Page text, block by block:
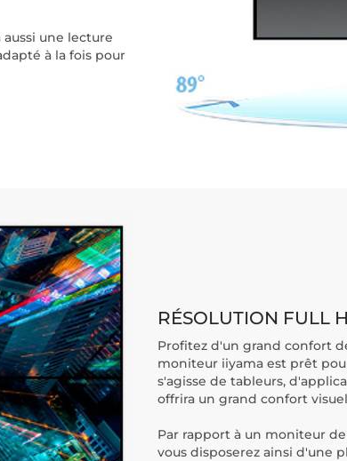
une lecture
à la fois pour
RÉSOLUTION FULL
Profitez d'un grand confort
moniteur iiyama est prêt
s'agisse de tableurs,
offrira un grand confort
Par rapport à un moniteur
vous disposerez ainsi d'une